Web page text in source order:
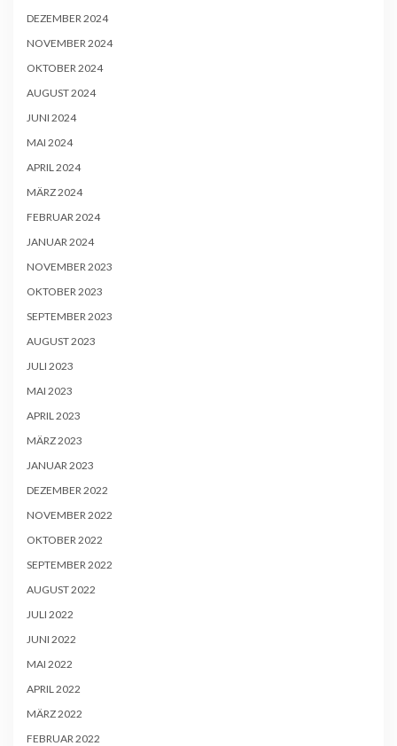
DEZEMBER 2024
NOVEMBER 2024
OKTOBER 2024
AUGUST 2024
JUNI 2024
MAI 2024
APRIL 2024
MÄRZ 2024
FEBRUAR 2024
JANUAR 2024
NOVEMBER 2023
OKTOBER 2023
SEPTEMBER 2023
AUGUST 2023
JULI 2023
MAI 2023
APRIL 2023
MÄRZ 2023
JANUAR 2023
DEZEMBER 2022
NOVEMBER 2022
OKTOBER 2022
SEPTEMBER 2022
AUGUST 2022
JULI 2022
JUNI 2022
MAI 2022
APRIL 2022
MÄRZ 2022
FEBRUAR 2022